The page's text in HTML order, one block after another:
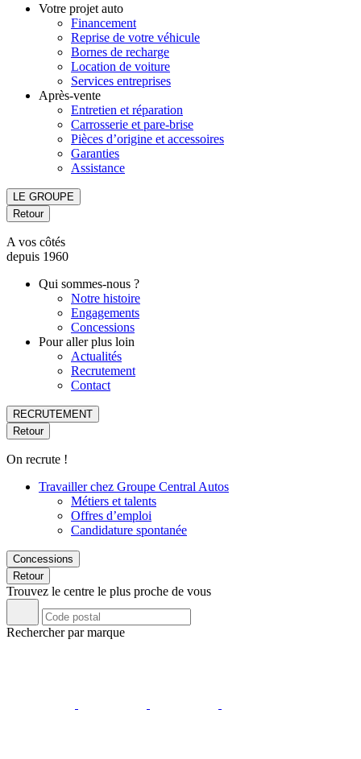
Votre projet auto
Financement
Reprise de votre véhicule
Bornes de recharge
Location de voiture
Services entreprises
Après-vente
Entretien et réparation
Carrosserie et pare-brise
Pièces d’origine et accessoires
Garanties
Assistance
LE GROUPE
Retour
A vos côtés
depuis 1960
Qui sommes-nous ?
Notre histoire
Engagements
Concessions
Pour aller plus loin
Actualités
Recrutement
Contact
RECRUTEMENT
Retour
On recrute !
Travailler chez Groupe Central Autos
Métiers et talents
Offres d’emploi
Candidature spontanée
Concessions
Retour
Trouvez le centre le plus proche de vous
Rechercher par marque